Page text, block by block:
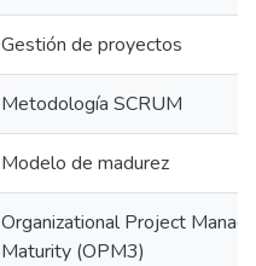
Gestión de proyectos
Metodología SCRUM
Modelo de madurez
Organizational Project
Maturity (OPM3)